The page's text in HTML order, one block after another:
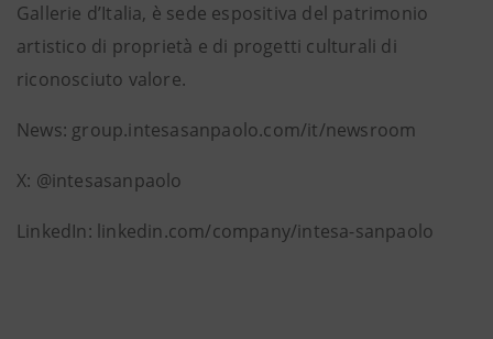
Gallerie d’Italia, è sede espositiva del patrimonio
artistico di proprietà e di progetti culturali di
riconosciuto valore.
News: group.intesasanpaolo.com/it/newsroom
X: @intesasanpaolo
LinkedIn: linkedin.com/company/intesa-sanpaolo